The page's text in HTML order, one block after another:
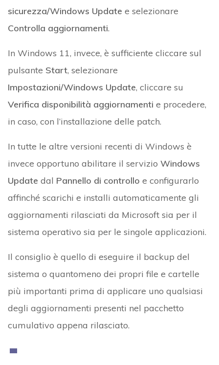
sicurezza/Windows Update e selezionare
Controlla aggiornamenti.
In Windows 11, invece, è sufficiente cliccare sul
pulsante Start, selezionare
Impostazioni/Windows Update, cliccare su
Verifica disponibilità aggiornamenti e procedere,
in caso, con l’installazione delle patch.
In tutte le altre versioni recenti di Windows è
invece opportuno abilitare il servizio Windows
Update dal Pannello di controllo e configurarlo
affinché scarichi e installi automaticamente gli
aggiornamenti rilasciati da Microsoft sia per il
sistema operativo sia per le singole applicazioni.
Il consiglio è quello di eseguire il backup del
sistema o quantomeno dei propri file e cartelle
più importanti prima di applicare uno qualsiasi
degli aggiornamenti presenti nel pacchetto
cumulativo appena rilasciato.